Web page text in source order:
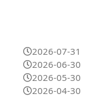
2026-07-31
2026-06-30
2026-05-30
2026-04-30